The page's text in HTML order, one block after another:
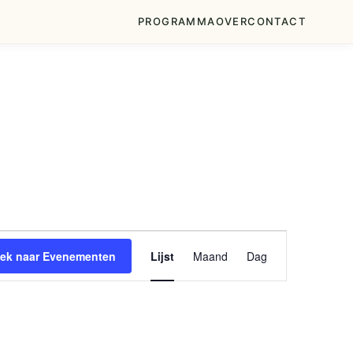
PROGRAMMAOVERCONTACT
naar Evenementen
weergaven
Lijst Maand Dag